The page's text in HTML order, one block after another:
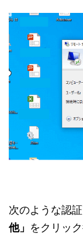
次のような認
他」 をクリッ